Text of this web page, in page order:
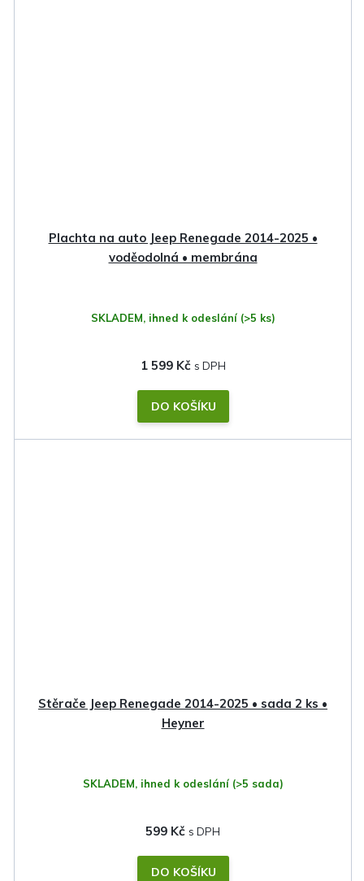
Plachta na auto Jeep Renegade 2014-2025 •
voděodolná • membrána
SKLADEM, ihned k odeslání (>5 ks)
1 599 Kč
DO KOŠÍKU
Stěrače Jeep Renegade 2014-2025 • sada 2 ks •
Heyner
SKLADEM, ihned k odeslání (>5 sada)
599 Kč
DO KOŠÍKU